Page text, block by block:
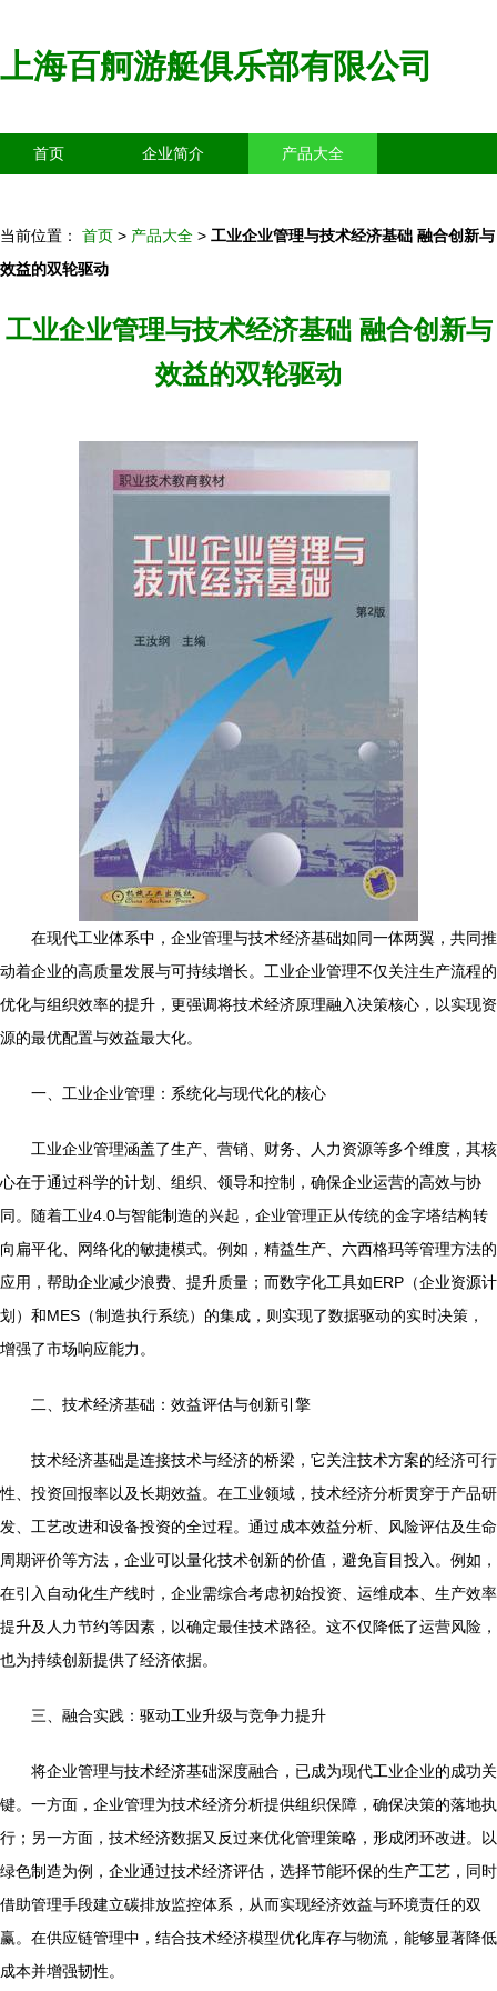
上海百舸游艇俱乐部有限公司
首页 企业简介 产品大全
当前位置： 首页 > 产品大全 > 工业企业管理与技术经济基础 融合创新与
效益的双轮驱动
工业企业管理与技术经济基础 融合创新与
效益的双轮驱动
在现代工业体系中，企业管理与技术经济基础如同一体两翼，共同推
动着企业的高质量发展与可持续增长。工业企业管理不仅关注生产流程的
优化与组织效率的提升，更强调将技术经济原理融入决策核心，以实现资
源的最优配置与效益最大化。
一、工业企业管理：系统化与现代化的核心
工业企业管理涵盖了生产、营销、财务、人力资源等多个维度，其核
心在于通过科学的计划、组织、领导和控制，确保企业运营的高效与协
同。随着工业4.0与智能制造的兴起，企业管理正从传统的金字塔结构转
向扁平化、网络化的敏捷模式。例如，精益生产、六西格玛等管理方法的
应用，帮助企业减少浪费、提升质量；而数字化工具如ERP（企业资源计
划）和MES（制造执行系统）的集成，则实现了数据驱动的实时决策，
增强了市场响应能力。
二、技术经济基础：效益评估与创新引擎
技术经济基础是连接技术与经济的桥梁，它关注技术方案的经济可行
性、投资回报率以及长期效益。在工业领域，技术经济分析贯穿于产品研
发、工艺改进和设备投资的全过程。通过成本效益分析、风险评估及生命
周期评价等方法，企业可以量化技术创新的价值，避免盲目投入。例如，
在引入自动化生产线时，企业需综合考虑初始投资、运维成本、生产效率
提升及人力节约等因素，以确定最佳技术路径。这不仅降低了运营风险，
也为持续创新提供了经济依据。
三、融合实践：驱动工业升级与竞争力提升
将企业管理与技术经济基础深度融合，已成为现代工业企业的成功关
键。一方面，企业管理为技术经济分析提供组织保障，确保决策的落地执
行；另一方面，技术经济数据又反过来优化管理策略，形成闭环改进。以
绿色制造为例，企业通过技术经济评估，选择节能环保的生产工艺，同时
借助管理手段建立碳排放监控体系，从而实现经济效益与环境责任的双
赢。在供应链管理中，结合技术经济模型优化库存与物流，能够显著降低
成本并增强韧性。